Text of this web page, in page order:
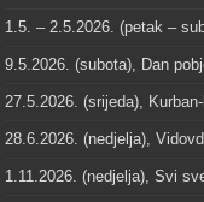
1.5. – 2.5.2026. (petak –
9.5.2026. (subota), Dan
27.5.2026. (srijeda),
28.6.2026. (nedjelja),
1.11.2026. (nedjelja), Svi